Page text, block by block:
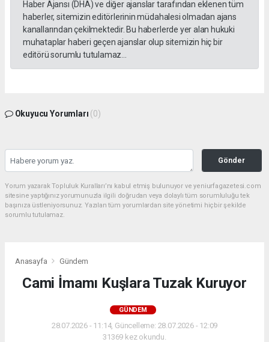
Haber Ajansı (DHA) ve diğer ajanslar tarafından eklenen tüm
haberler, sitemizin editörlerinin müdahalesi olmadan ajans
kanallarından çekilmektedir. Bu haberlerde yer alan hukuki
muhataplar haberi geçen ajanslar olup sitemizin hiç bir
editörü sorumlu tutulamaz...
Okuyucu Yorumları (0)
Gönder
Yorum yazarak Topluluk Kuralları’nı kabul etmiş bulunuyor ve yeniurfagazetesi.com
sitesine yaptığınız yorumunuzla ilgili doğrudan veya dolaylı tüm sorumluluğu tek
başınıza üstleniyorsunuz. Yazılan tüm yorumlardan site yönetimi hiçbir şekilde
sorumlu tutulamaz.
Anasayfa Gündem
Cami İmamı Kuşlara Tuzak Kuruyor
GÜNDEM
28.07.2026 - 11:14, Güncelleme: 28.07.2026 - 12:09
31369 kez okundu.